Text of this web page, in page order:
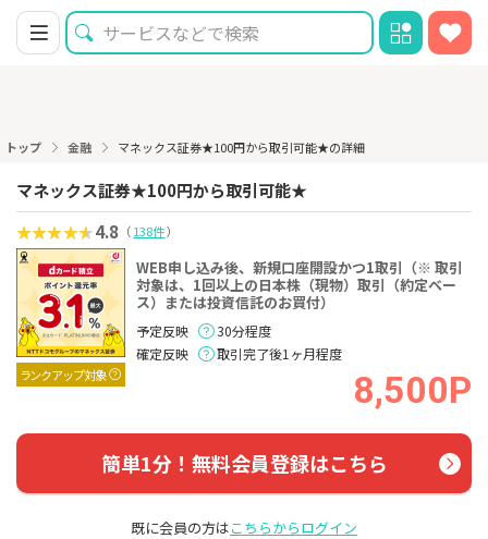
トップ 金融 マネックス証券★100円から取引可能★の詳細
マネックス証券★100円から取引可能★
4.8 （138件）
ランクアップ対象
WEB申し込み後、新規口座開設かつ1取引（※ 取引
対象は、1回以上の日本株（現物）取引（約定ベー
ス）または投資信託のお買付）
予定反映
30分程度
確定反映
取引完了後1ヶ月程度
8,500P
簡単1分！無料会員登録はこちら
既に会員の方はこちらからログイン